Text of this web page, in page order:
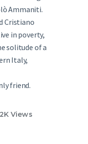
Ammaniti.
Cristiano
in poverty,
solitude of a
Italy,
friend.
2K Views